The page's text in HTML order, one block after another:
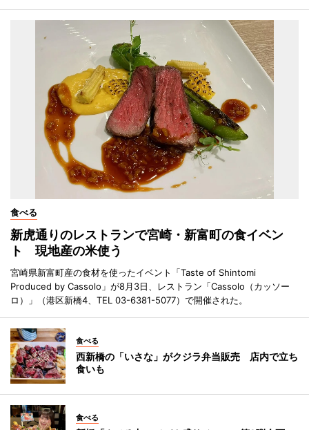
食べる
新虎通りのレストランで宮崎・新富町の食イベン
ト 現地産の米使う
宮崎県新富町産の食材を使ったイベント「Taste of Shintomi
Produced by Cassolo」が8月3日、レストラン「Cassolo（カッソー
ロ）」（港区新橋4、TEL 03-6381-5077）で開催された。
食べる
西新橋の「いさな」がクジラ弁当販売 店内で立ち
食いも
食べる